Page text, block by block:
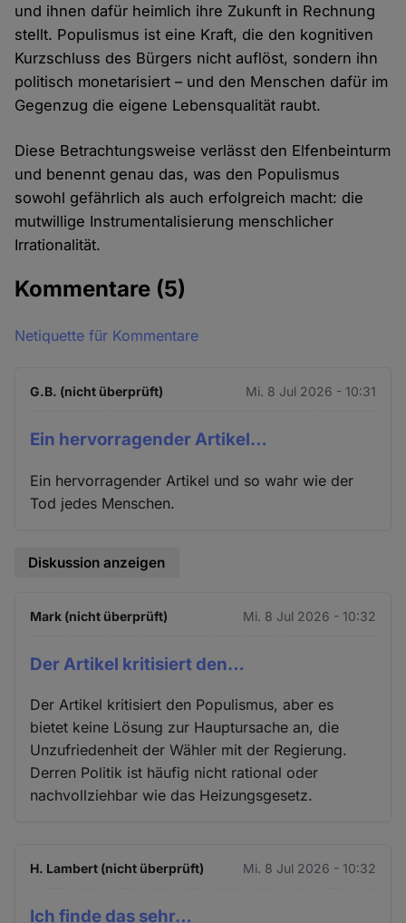
und ihnen dafür heimlich ihre Zukunft in Rechnung
stellt. Populismus ist eine Kraft, die den kognitiven
Kurzschluss des Bürgers nicht auflöst, sondern ihn
politisch monetarisiert – und den Menschen dafür im
Gegenzug die eigene Lebensqualität raubt.
Diese Betrachtungsweise verlässt den Elfenbeinturm
und benennt genau das, was den Populismus
sowohl gefährlich als auch erfolgreich macht: die
mutwillige Instrumentalisierung menschlicher
Irrationalität.
Kommentare (5)
Netiquette für Kommentare
G.B. (nicht überprüft) Mi. 8 Jul 2026 - 10:31
Ein hervorragender Artikel…
Ein hervorragender Artikel und so wahr wie der
Tod jedes Menschen.
Diskussion anzeigen
Mark (nicht überprüft) Mi. 8 Jul 2026 - 10:32
Der Artikel kritisiert den…
Der Artikel kritisiert den Populismus, aber es
bietet keine Lösung zur Hauptursache an, die
Unzufriedenheit der Wähler mit der Regierung.
Derren Politik ist häufig nicht rational oder
nachvollziehbar wie das Heizungsgesetz.
H. Lambert (nicht überprüft) Mi. 8 Jul 2026 - 10:32
Ich finde das sehr…